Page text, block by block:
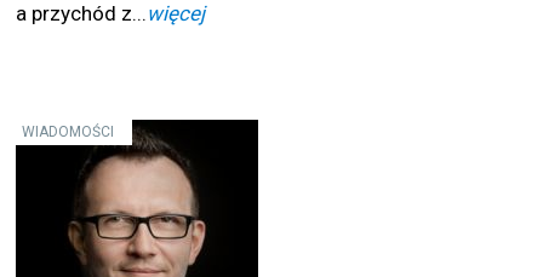
a przychód z...więcej
WIADOMOŚCI